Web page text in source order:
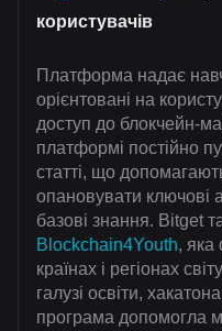
користувачів
Платформа надає
орієнтовані на
доступ до блокчейн-
платформі постійно
статті, що
опановувати ключові
базові знання. Bitget
Blockchain4Youth, яка
країнах і регіонах
галузі освіти,
програма допомогла